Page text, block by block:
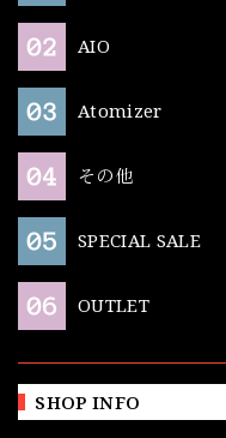
AIO
Atomizer
その他
SPECIAL SALE
OUTLET
SHOP INFO